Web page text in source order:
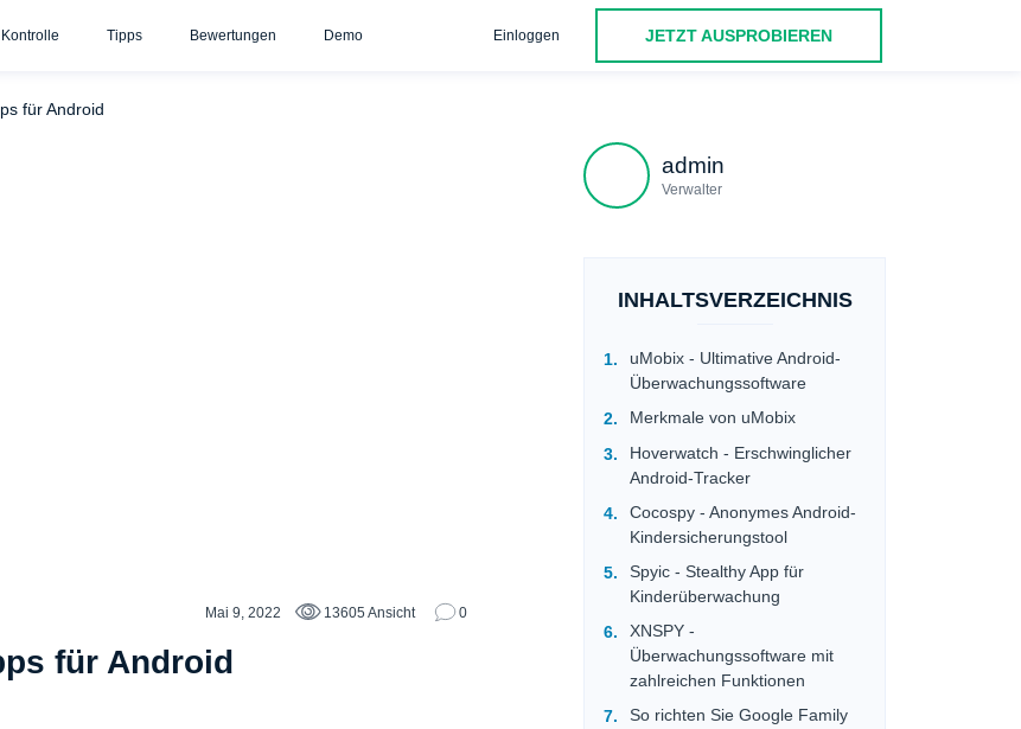
Tipps Bewertungen Demo Einloggen JETZT AUSPROBIEREN
für Android
Mai 9, 2022 13605 Ansicht 0
für Android
admin
Verwalter
INHALTSVERZEICHNIS
uMobix - Ultimative Android-
Überwachungssoftware
Merkmale von uMobix
Hoverwatch - Erschwinglicher
Android-Tracker
Cocospy - Anonymes Android-
Kindersicherungstool
Spyic - Stealthy App für
Kinderüberwachung
XNSPY -
Überwachungssoftware mit
zahlreichen Funktionen
So richten Sie Google Family
Sie Inhalte im Google Play Store ein Wie man die beste Android-Kindersicherungs-App auswählt